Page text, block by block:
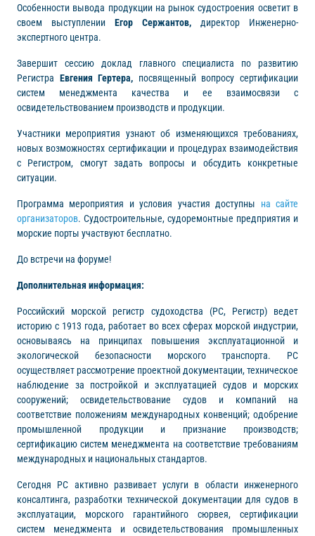
Особенности вывода продукции на рынок судостроения осветит в
своем выступлении Егор Сержантов, директор Инженерно-
экспертного центра.
Завершит сессию доклад главного специалиста по развитию
Регистра Евгения Гертера, посвященный вопросу сертификации
систем менеджмента качества и ее взаимосвязи с
освидетельствованием производств и продукции.
Участники мероприятия узнают об изменяющихся требованиях,
новых возможностях сертификации и процедурах взаимодействия
с Регистром, смогут задать вопросы и обсудить конкретные
ситуации.
Программа мероприятия и условия участия доступны на сайте
организаторов. Судостроительные, судоремонтные предприятия и
морские порты участвуют бесплатно.
До встречи на форуме!
Дополнительная информация:
Российский морской регистр судоходства (РС, Регистр) ведет
историю с 1913 года, работает во всех сферах морской индустрии,
основываясь на принципах повышения эксплуатационной и
экологической безопасности морского транспорта. РС
осуществляет рассмотрение проектной документации, техническое
наблюдение за постройкой и эксплуатацией судов и морских
сооружений; освидетельствование судов и компаний на
соответствие положениям международных конвенций; одобрение
промышленной продукции и признание производств;
сертификацию систем менеджмента на соответствие требованиям
международных и национальных стандартов.
Сегодня РС активно развивает услуги в области инженерного
консалтинга, разработки технической документации для судов в
эксплуатации, морского гарантийного сюрвея, сертификации
систем менеджмента и освидетельствования промышленных